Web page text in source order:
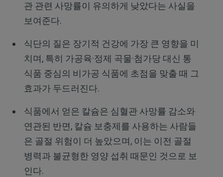
관 관련 사망률이 유의하게 낮았다는 사실을
보여준다.
식단의 질은 장기적 건강에 가장 큰 영향을 미
치며, 특히 가공육·정제 곡물·첨가당 대신 통
식품 중심의 비가공 식품에 초점을 맞출 때 그
효과가 두드러진다.
식품에서 얻은 칼슘은 심혈관 사망률 감소와
연관된 반면, 칼슘 보충제를 사용하는 사람들
은 골절 위험이 더 높았으며, 이는 이전 골절
병력과 불균형한 영양 섭취 때문인 것으로 보
인다.